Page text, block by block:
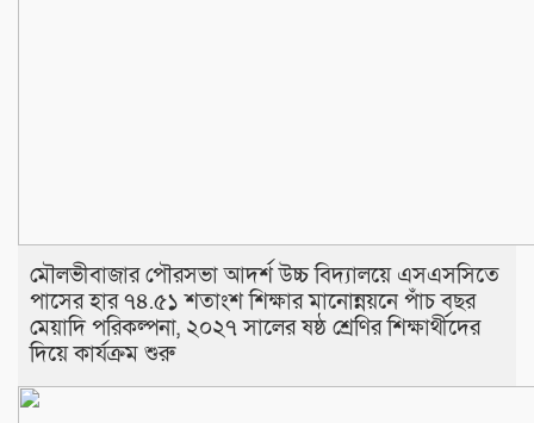
মৌলভীবাজার পৌরসভা আদর্শ উচ্চ বিদ্যালয়ে এসএসসিতে
পাসের হার ৭৪.৫১ শতাংশ শিক্ষার মানোন্নয়নে পাঁচ বছর
মেয়াদি পরিকল্পনা, ২০২৭ সালের ষষ্ঠ শ্রেণির শিক্ষার্থীদের
দিয়ে কার্যক্রম শুরু